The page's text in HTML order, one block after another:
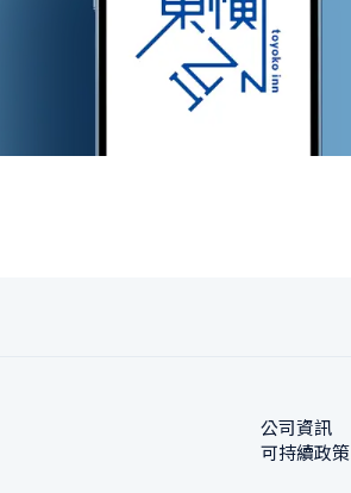
公司資訊
可持續政策